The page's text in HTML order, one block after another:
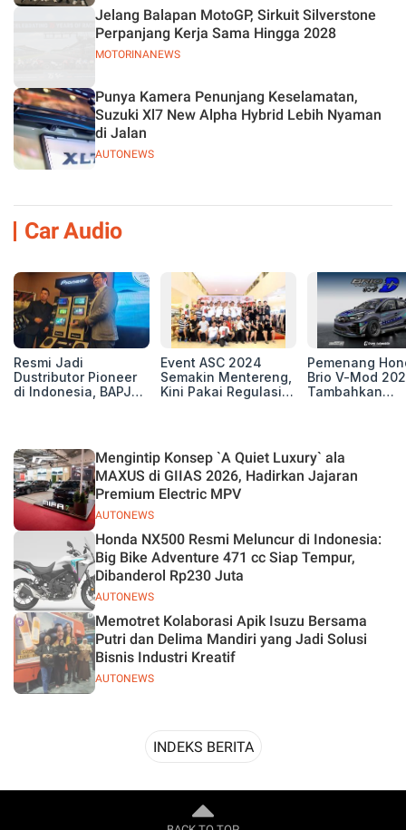
MOTORINANEWS
Jelang Balapan MotoGP, Sirkuit Silverstone
Perpanjang Kerja Sama Hingga 2028
AUTONEWS
Punya Kamera Penunjang Keselamatan,
Suzuki Xl7 New Alpha Hybrid Lebih Nyaman
di Jalan
Car Audio
Resmi Jadi
Dustributor Pioneer
di Indonesia, BAPJ
Event ASC 2024
Semakin Mentereng,
Kini Pakai Regulasi
Pemenang
Brio V-Mod
Tambahkan
AUTONEWS
Mengintip Konsep `A Quiet Luxury` ala
MAXUS di GIIAS 2026, Hadirkan Jajaran
Premium Electric MPV
AUTONEWS
Honda NX500 Resmi Meluncur di Indonesia:
Big Bike Adventure 471 cc Siap Tempur,
Dibanderol Rp230 Juta
AUTONEWS
Memotret Kolaborasi Apik Isuzu Bersama
Putri dan Delima Mandiri yang Jadi Solusi
Bisnis Industri Kreatif
INDEKS BERITA